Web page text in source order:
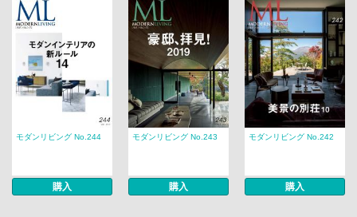
モダンリビング No.244
購入
モダンリビング No.243
購入
モダンリビング No.242
購入